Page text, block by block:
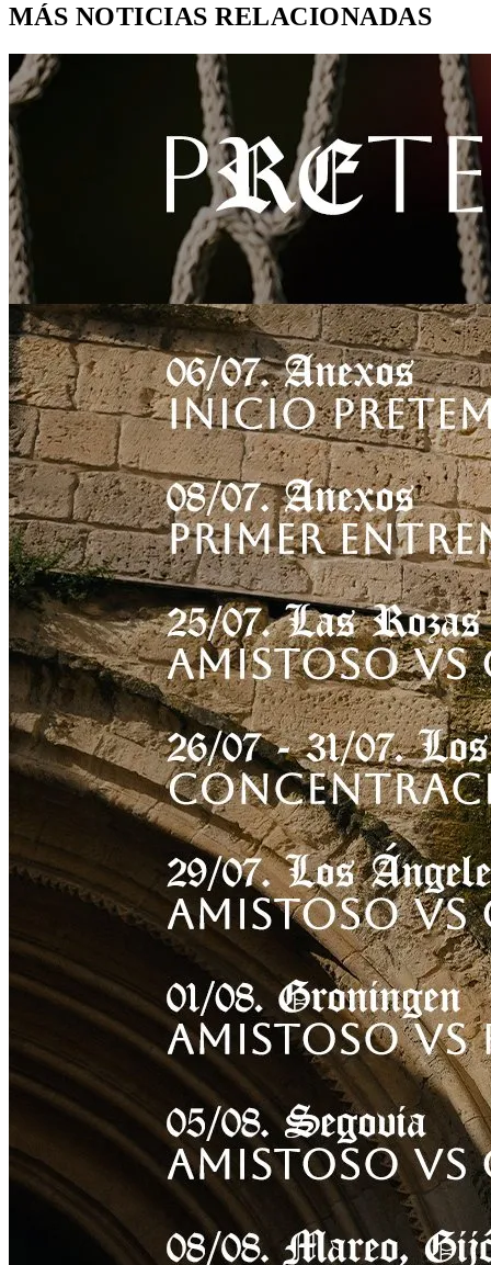
MÁS NOTICIAS RELACIONADAS